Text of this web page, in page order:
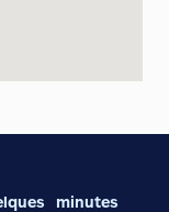
minutes